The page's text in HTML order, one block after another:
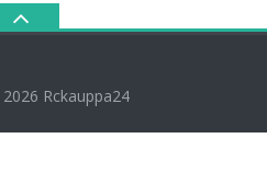
Rckauppa24